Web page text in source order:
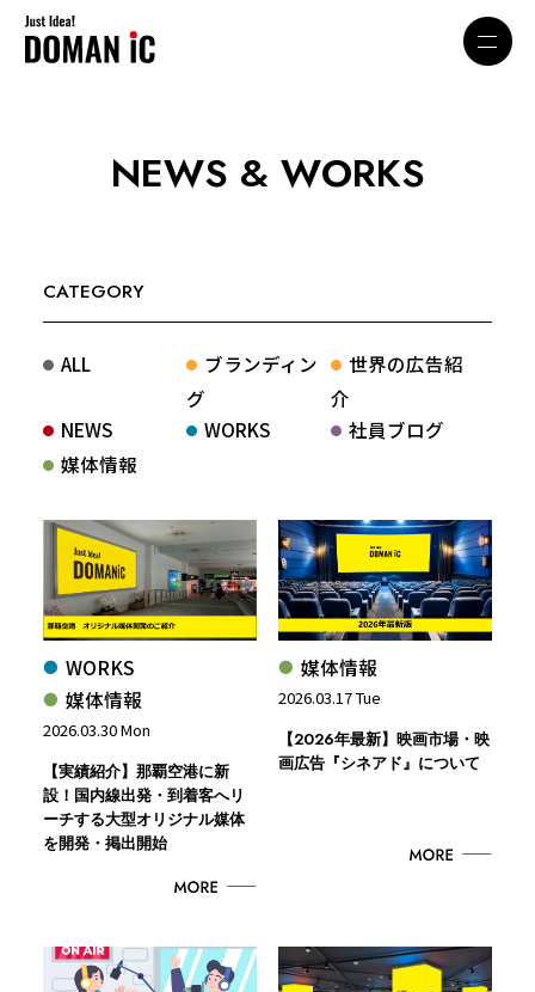
NEWS & WORKS
CATEGORY
ALL
ブランディン
グ
世界の広告紹
介
NEWS
WORKS
社員ブログ
媒体情報
WORKS
媒体情報
2026.03.30 Mon
【実績紹介】那覇空港に新
設！国内線出発・到着客へリ
ーチする大型オリジナル媒体
を開発・掲出開始
媒体情報
2026.03.17 Tue
【2026年最新】映画市場・映
画広告『シネアド』について